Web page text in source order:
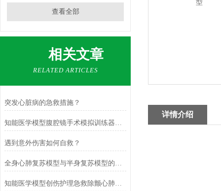
查看全部
相关文章
RELATED ARTICLES
突发心脏病的急救措施？
知能医学模型腹腔镜手术模拟训练器功能功能解析
遇到意外伤害如何自救？
全身心肺复苏模型与半身复苏模型的功能有什么区别？
知能医学模型创伤护理急救除颤心肺复苏模拟人功能解析
详情介绍